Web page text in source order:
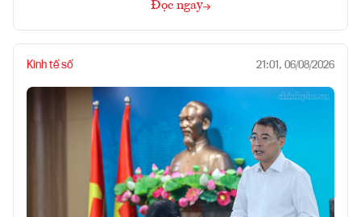
Đọc ngay
Kinh tế số 21:01, 06/08/2026